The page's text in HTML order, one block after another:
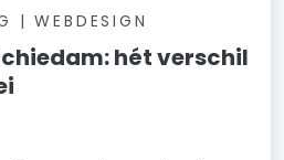
| WEBDESIGN
hét verschil